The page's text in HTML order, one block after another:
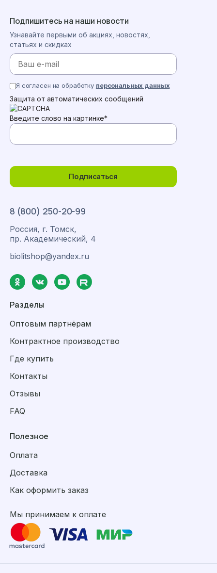
8 (800) 250-20-99
Россия, г. Томск,
пр. Академический, 4
biolitshop@yandex.ru
Разделы
Оптовым партнёрам
Контрактное производство
Где купить
Контакты
Отзывы
FAQ
Полезное
Оплата
Доставка
Как оформить заказ
Мы принимаем к оплате
Подпишитесь на наши новости
Узнавайте первыми об акциях, новостях,
статьях и скидках
Подписаться
Я согласен на обработку персональных данных
Защита от автоматических сообщений
Введите слово на картинке*